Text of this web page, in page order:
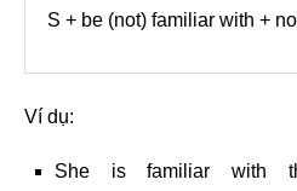
S + be (not) familiar with +
Ví dụ:
She is familiar with